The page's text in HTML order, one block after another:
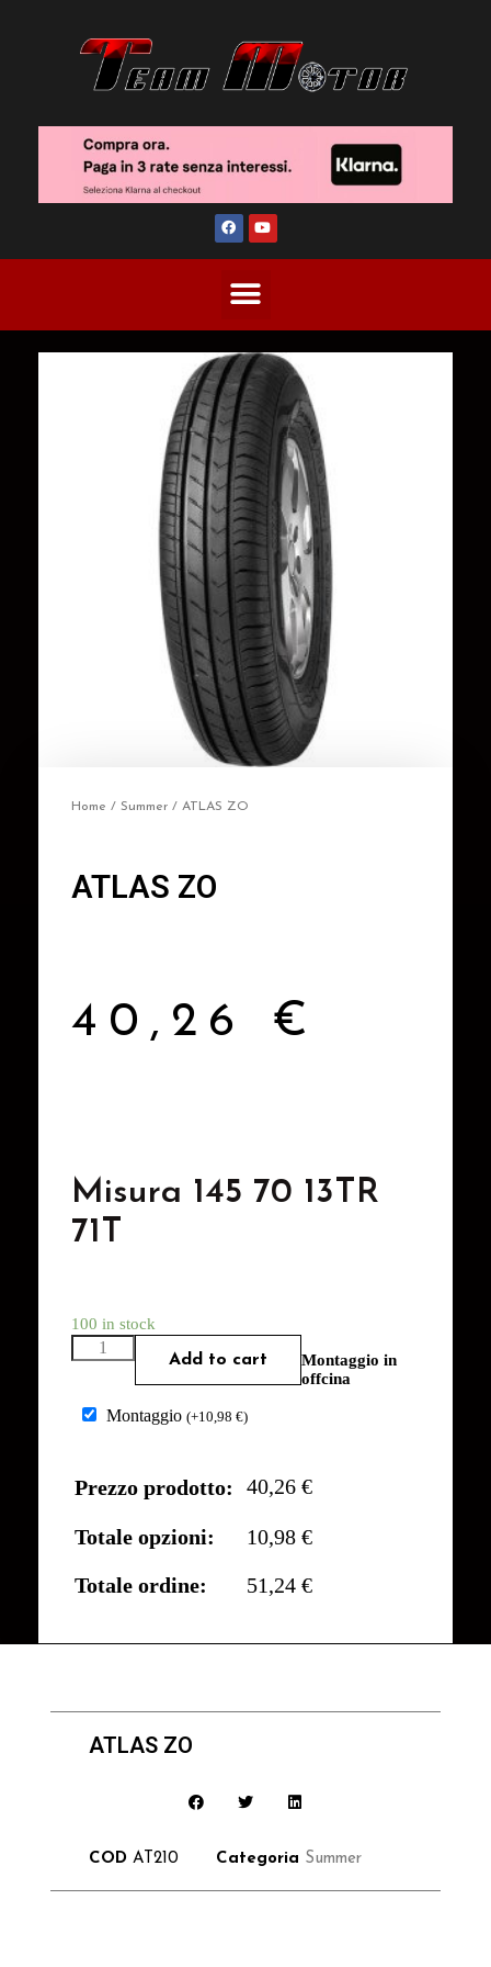
Home / Summer / ATLAS ZO
ATLAS ZO
40,26 €
Misura 145 70 13TR
71T
100 in stock
Add to cart
Montaggio in
offcina
Montaggio (+10,98 €)
Prezzo prodotto: 40,26 €
Totale opzioni:
10,98 €
Totale ordine:
51,24 €
ATLAS ZO
COD AT210 Categoria Summer